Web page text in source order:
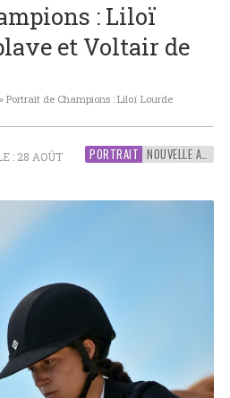
2027 ! : Liloï
et Voltair de
Portrait de Champions : Liloï Lourde
PORTRAIT NOUVELLE AQUITAINE
: 28 AOÛT